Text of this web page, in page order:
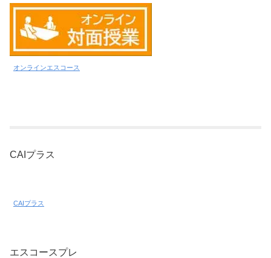
オンラインエスコース
CAIプラス
CAIプラス
エスコースプレ